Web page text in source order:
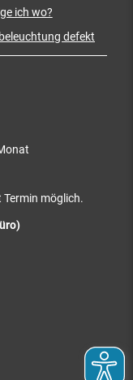
möglich.
ich wo?
defekt